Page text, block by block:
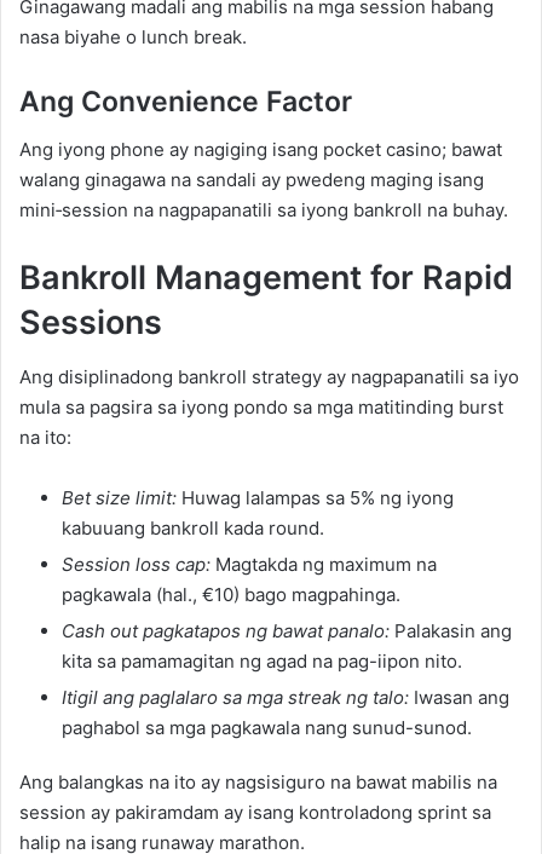
Ginagawang madali ang mabilis na mga session habang
nasa biyahe o lunch break.
Ang Convenience Factor
Ang iyong phone ay nagiging isang pocket casino; bawat
walang ginagawa na sandali ay pwedeng maging isang
mini‑session na nagpapanatili sa iyong bankroll na buhay.
Bankroll Management for Rapid
Sessions
Ang disiplinadong bankroll strategy ay nagpapanatili sa iyo
mula sa pagsira sa iyong pondo sa mga matitinding burst
na ito:
Bet size limit: Huwag lalampas sa 5% ng iyong
kabuuang bankroll kada round.
Session loss cap: Magtakda ng maximum na
pagkawala (hal., €10) bago magpahinga.
Cash out pagkatapos ng bawat panalo: Palakasin ang
kita sa pamamagitan ng agad na pag-iipon nito.
Itigil ang paglalaro sa mga streak ng talo: Iwasan ang
paghabol sa mga pagkawala nang sunud-sunod.
Ang balangkas na ito ay nagsisiguro na bawat mabilis na
session ay pakiramdam ay isang kontroladong sprint sa
halip na isang runaway marathon.